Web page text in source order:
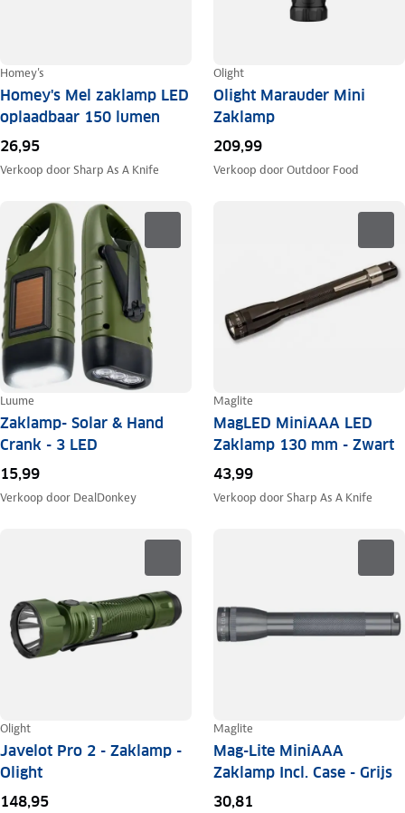
Homey's
Homey's Mel zaklamp LED
oplaadbaar 150 lumen
26,95
Verkoop doorSharp As A Knife
Olight
Olight Marauder Mini
Zaklamp
209,99
Verkoop doorOutdoor Food
Luume
Zaklamp- Solar & Hand
Crank - 3 LED
15,99
Verkoop door DealDonkey
Maglite
MagLED MiniAAA LED
Zaklamp 130 mm - Zwart
43,99
Verkoop doorSharp As A Knife
Olight
Javelot Pro 2 - Zaklamp -
Olight
148,95
Maglite
Mag-Lite MiniAAA
Zaklamp Incl. Case - Grijs
30,81